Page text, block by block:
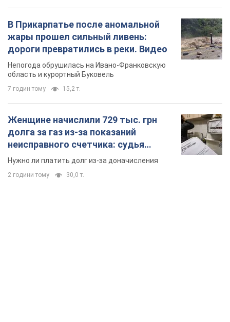
В Прикарпатье после аномальной
жары прошел сильный ливень:
дороги превратились в реки. Видео
Непогода обрушилась на Ивано-Франковскую
область и курортный Буковель
7 годин тому 15,2 т.
Женщине начислили 729 тыс. грн
долга за газ из-за показаний
неисправного счетчика: судья
вынес неожиданное решение
Нужно ли платить долг из-за доначисления
2 години тому 30,0 т.